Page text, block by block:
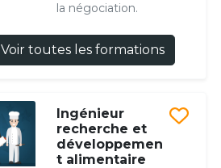
la négociation.
Voir toutes les formations
Ingénieur
recherche et
développemen
t alimentaire